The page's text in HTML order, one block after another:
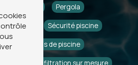
Pergola
Sécurité piscine
Abris de piscine
Piscine filtration sur mesure